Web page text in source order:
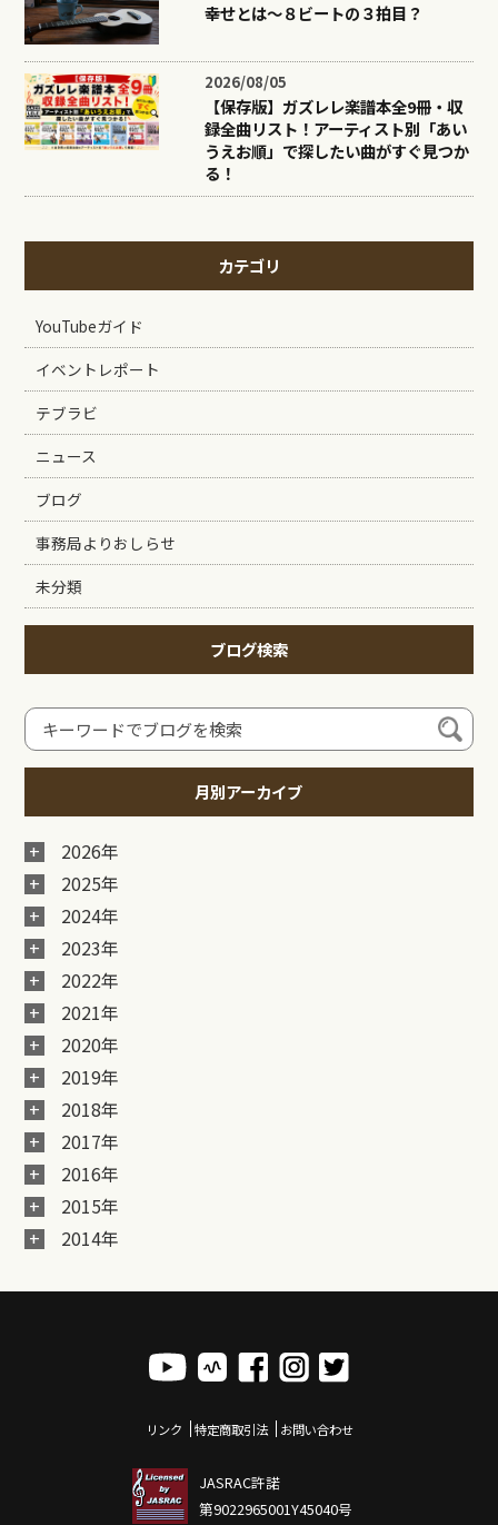
幸せとは〜８ビートの３拍目？
2026/08/05
【保存版】ガズレレ楽譜本全9冊・収
録全曲リスト！アーティスト別「あい
うえお順」で探したい曲がすぐ見つか
る！
カテゴリ
YouTubeガイド
イベントレポート
テブラビ
ニュース
ブログ
事務局よりおしらせ
未分類
ブログ検索
月別アーカイブ
2026年
2025年
2024年
2023年
2022年
2021年
2020年
2019年
2018年
2017年
2016年
2015年
2014年
リンク 特定商取引法 お問い合わせ
JASRAC許諾
第9022965001Y45040号